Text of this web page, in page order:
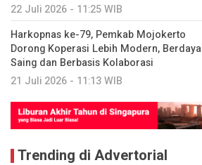
22 Juli 2026 - 11:25 WIB
Harkopnas ke-79, Pemkab Mojokerto
Dorong Koperasi Lebih Modern, Berdaya
Saing dan Berbasis Kolaborasi
21 Juli 2026 - 11:13 WIB
Trending di Advertorial